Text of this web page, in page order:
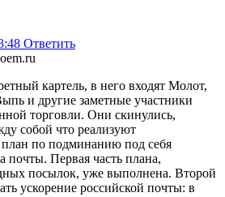
Ответить
картель, в него входят Молот,
и другие заметные участники
торговли. Они скинулись,
собой что реализуют
план по подминанию под себя
почты. Первая часть плана,
посылок, уже выполнена. Второй
ускорение российской почты: в